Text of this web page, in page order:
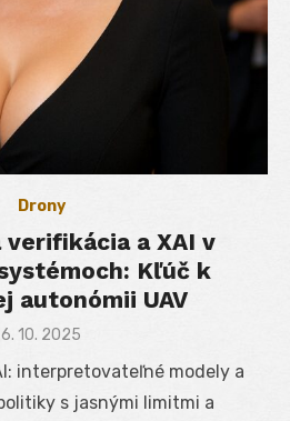
Drony
verifikácia a XAI v
Kľúč k
autonómii UAV
Posted
6. 10. 2025
interpretovateľné modely a
s jasnými limitmi a